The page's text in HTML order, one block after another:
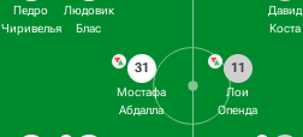
Педро
Чиривелья
Людовик
Блас
31
Мостафа
Абдалла
Давид
Коста
11
Лои
Опенда